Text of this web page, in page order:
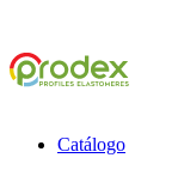
Catálogo